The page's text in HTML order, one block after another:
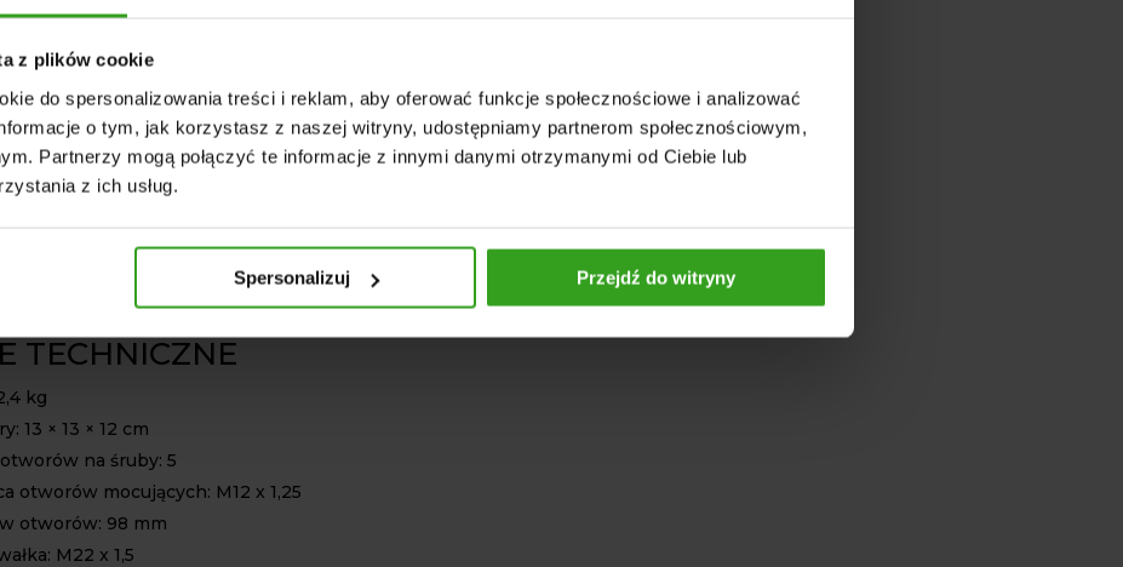
z plików cookie
do spersonalizowania treści i reklam, aby oferować funkcje społecznościowe i analizować
o tym, jak korzystasz z naszej witryny, udostępniamy partnerom społecznościowym,
Partnerzy mogą połączyć te informacje z innymi danymi otrzymanymi od Ciebie lub
z ich usług.
Spersonalizuj Przejdź do witryny
się przedwcześnie.
piasta bezobsługowa BAA-0012
stabilność montażu oraz kompatybilność z wieloma
maszyn rolniczych. Piasta ta może być wykorzystana
w bronach i pługach talerzowych, a także w
uprawowych i siewnych.
z maszynami czołowych producentów w branży.
również być stosowane jako zamienniki do piast
TECHNICZNE
kg
13 × 13 × 12 cm
na śruby: 5
otworów mocujących: M12 x 1,25
otworów: 98 mm
M22 x 1,5